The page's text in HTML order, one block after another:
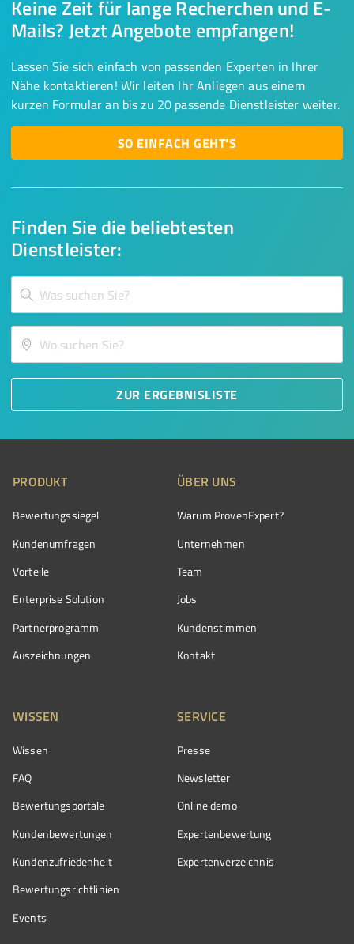
Finden Sie die beliebtesten
Dienstleister:
ZUR ERGEBNISLISTE
Keine Zeit für lange Recherchen und E-
Mails? Jetzt Angebote empfangen!
Lassen Sie sich einfach von passenden Experten in Ihrer
Nähe kontaktieren! Wir leiten Ihr Anliegen aus einem
kurzen Formular an bis zu 20 passende Dienstleister weiter.
SO EINFACH GEHT'S
PRODUKT
Bewertungssiegel
Kundenumfragen
Vorteile
Enterprise Solution
Partnerprogramm
Auszeichnungen
ÜBER UNS
Warum ProvenExpert?
Unternehmen
Team
Jobs
Kundenstimmen
Kontakt
WISSEN
Wissen
FAQ
Bewertungsportale
Kundenbewertungen
Kundenzufriedenheit
Bewertungs­richtlinien
Events
SERVICE
Presse
Newsletter
Online demo
Expertenbewertung
Expertenverzeichnis